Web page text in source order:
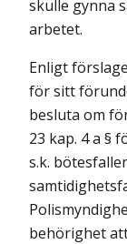
skulle gynna
arbetet.
Enligt
för sitt
besluta om
23 kap. 4 a §
s.k.
behörighet